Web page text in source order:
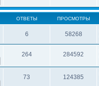
ОТВЕТЫ ПРОСМОТРЫ
6 58268
264 284592
73 124385